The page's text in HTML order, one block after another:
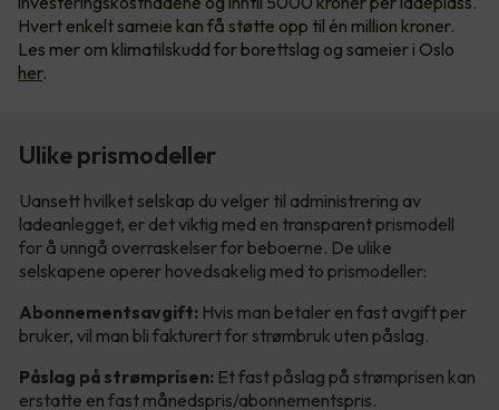
Hvert enkelt sameie kan få støtte opp til én million kroner.
Les mer om klimatilskudd for borettslag og sameier i Oslo
her.
Ulike prismodeller
Uansett hvilket selskap du velger til administrering av
ladeanlegget, er det viktig med en transparent prismodell
for å unngå overraskelser for beboerne. De ulike
selskapene operer hovedsakelig med to prismodeller:
Abonnementsavgift: Hvis man betaler en fast avgift per
bruker, vil man bli fakturert for strømbruk uten påslag.
Påslag på strømprisen: Et fast påslag på strømprisen kan
erstatte en fast månedspris/abonnementspris.